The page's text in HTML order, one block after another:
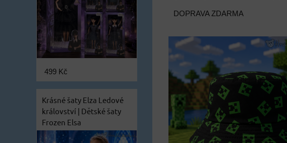
DOPRAVA ZDARMA
499 Kč
Krásné šaty Elza Ledové
království | Dětské šaty
Frozen Elsa